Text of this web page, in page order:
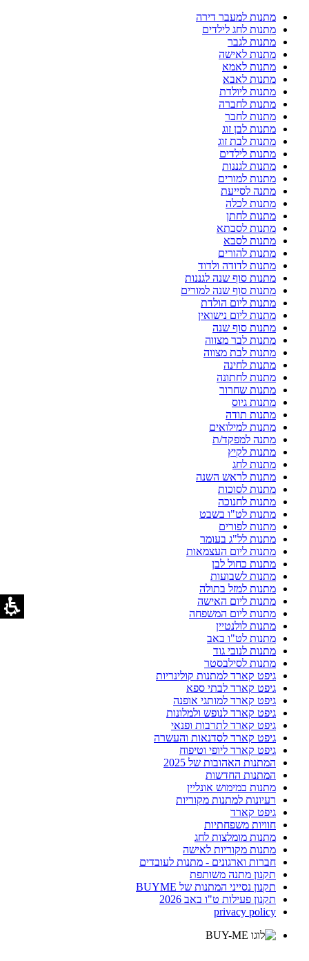
מתנות למעבר דירה
מתנות לחג לילדים
מתנות לגבר
מתנות לאישה
מתנות לאמא
מתנות לאבא
מתנות ליולדת
מתנות לחברה
מתנות לחבר
מתנות לבן זוג
מתנות לבת זוג
מתנות לילדים
מתנות לגננות
מתנות למורים
מתנה לסייעת
מתנות לכלה
מתנות לחתן
מתנות לסבתא
מתנות לסבא
מתנות להורים
מתנות לדודה ולדוד
מתנות סוף שנה לגננות
מתנות סוף שנה למורים
מתנות ליום הולדת
מתנות ליום נישואין
מתנות סוף שנה
מתנות לבר מצווה
מתנות לבת מצווה
מתנות לחינה
מתנות לחתונה
מתנות שחרור
מתנות גיוס
מתנות תודה
מתנות למילואים
מתנה למפקד/ת
מתנות לקיץ
מתנות לחג
מתנות לראש השנה
מתנות לסוכות
מתנות לחנוכה
מתנות לט"ו בשבט
מתנות לפורים
מתנות לל"ג בעומר
מתנות ליום העצמאות
מתנות כחול לבן
מתנות לשבועות
מתנות למזל בתולה
מתנות ליום האישה
מתנות ליום המשפחה
מתנות לולנטיין
מתנות לט"ו באב
מתנות לנובי גוד
מתנות לסילבסטר
גיפט קארד למתנות קולינריות
גיפט קארד לבתי ספא
גיפט קארד למותגי אופנה
גיפט קארד לנופש ולמלונות
גיפט קארד לתרבות ופנאי
גיפט קארד לסדנאות והעשרה
גיפט קארד ליופי וטיפוח
המתנות האהובות של 2025
המתנות החדשות
מתנות במימוש אונליין
רעיונות למתנות מקוריות
גיפט קארד
חוויות משפחתיות
מתנות מומלצות לחג
מתנות מקוריות לאישה
חברות וארגונים - מתנות לעובדים
תקנון מתנה משותפת
תקנון נסייני המתנות של BUYME
תקנון פעילות ט"ו באב 2026
privacy policy